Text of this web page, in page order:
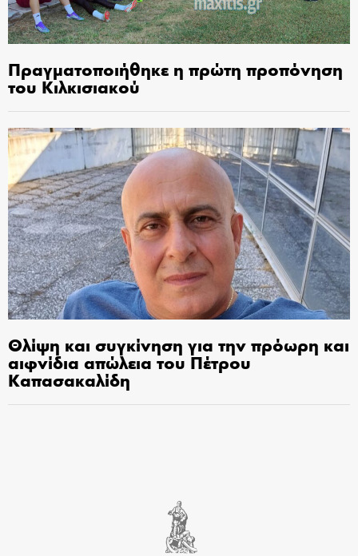
Πραγματοποιήθηκε η πρώτη προπόνηση
του Κιλκισιακού
Θλίψη και συγκίνηση για την πρόωρη και
αιφνίδια απώλεια του Πέτρου
Καπασακαλίδη